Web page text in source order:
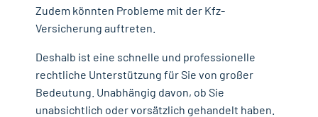
Zudem könnten Probleme mit der Kfz-
Versicherung auftreten.
Deshalb ist eine schnelle und professionelle
rechtliche Unterstützung für Sie von großer
Bedeutung. Unabhängig davon, ob Sie
unabsichtlich oder vorsätzlich gehandelt haben.